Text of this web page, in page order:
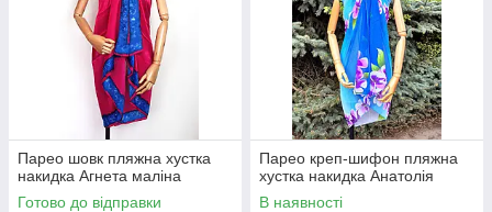
Парео шовк пляжна хустка
накидка Агнета маліна
Готово до відправки
Парео креп-шифон пляжна
хустка накидка Анатолія
В наявності